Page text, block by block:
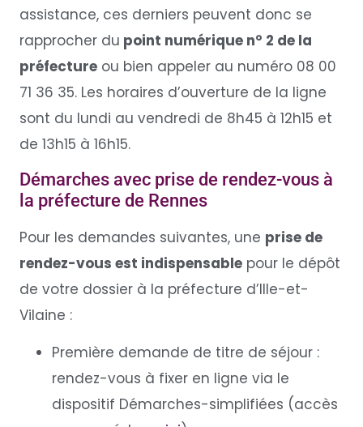
assistance, ces derniers peuvent donc se
rapprocher du point numérique n° 2 de la
préfectureou bien appeler au numéro 08 00
71 36 35. Les horaires d’ouverture de la ligne
sont du lundi au vendredi de 8h45 à 12h15 et
de 13h15 à 16h15.
Démarches avec prise de rendez-vous à
la préfecture de Rennes
Pour les demandes suivantes, une prise de
rendez-vous est indispensablepour le dépôt
de votre dossier à la préfecture d’Ille-et-
Vilaine :
Première demande de titre de séjour :
rendez-vous à fixer en ligne via le
dispositif Démarches-simplifiées (accès